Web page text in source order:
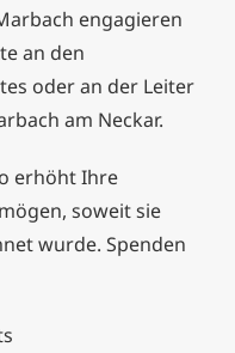
engagieren
an den
oder an der Leiter
am Neckar.
erhöht Ihre
soweit sie
wurde. Spenden